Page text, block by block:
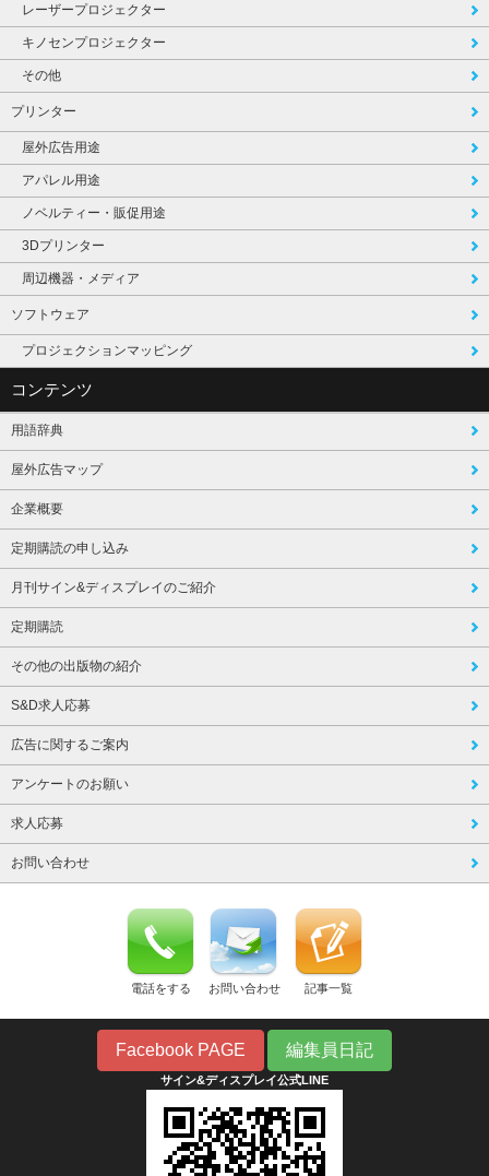
レーザープロジェクター
キノセンプロジェクター
その他
プリンター
屋外広告用途
アパレル用途
ノベルティー・販促用途
3Dプリンター
周辺機器・メディア
ソフトウェア
プロジェクションマッピング
コンテンツ
用語辞典
屋外広告マップ
企業概要
定期購読の申し込み
月刊サイン&ディスプレイのご紹介
定期購読
その他の出版物の紹介
S&D求人応募
広告に関するご案内
アンケートのお願い
求人応募
お問い合わせ
電話をする お問い合わせ 記事一覧
Facebook PAGE 編集員日記
サイン&ディスプレイ公式LINE